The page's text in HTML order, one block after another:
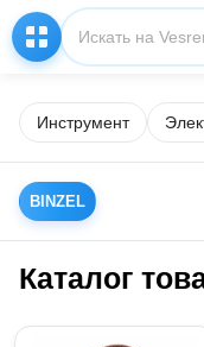
Инструмент
BINZEL
Каталог